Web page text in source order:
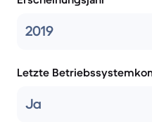
2019
Letzte
Ja